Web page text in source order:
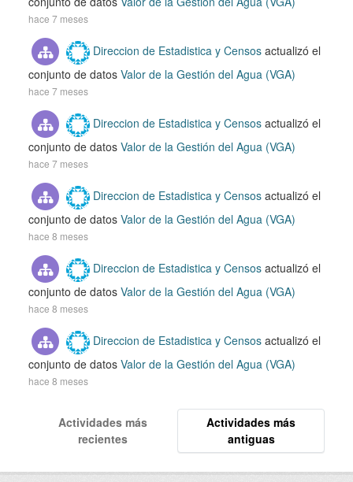
hace 7 meses
Direccion de Estadistica y Censos actualizó el
conjunto de datos Valor de la Gestión del Agua (VGA)
hace 7 meses
Direccion de Estadistica y Censos actualizó el
conjunto de datos Valor de la Gestión del Agua (VGA)
hace 7 meses
Direccion de Estadistica y Censos actualizó el
conjunto de datos Valor de la Gestión del Agua (VGA)
hace 8 meses
Direccion de Estadistica y Censos actualizó el
conjunto de datos Valor de la Gestión del Agua (VGA)
hace 8 meses
Direccion de Estadistica y Censos actualizó el
conjunto de datos Valor de la Gestión del Agua (VGA)
hace 8 meses
Actividades más
recientes
Actividades más
antiguas